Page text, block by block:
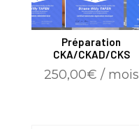
Préparation
CKA/CKAD/CKS
250,00€ / mois